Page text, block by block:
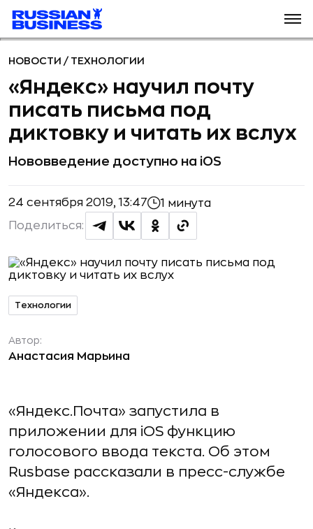
НОВОСТИ / ТЕХНОЛОГИИ
«Яндекс» научил почту
писать письма под
диктовку и читать их вслух
Нововведение доступно на iOS
24 сентября 2019, 13:47 1 минута
Поделиться:
Технологии
Автор:
Анастасия Марьина
«Яндекс.Почта» запустила в
приложении для iOS функцию
голосового ввода текста. Об этом
Rusbase рассказали в пресс-службе
«Яндекса».